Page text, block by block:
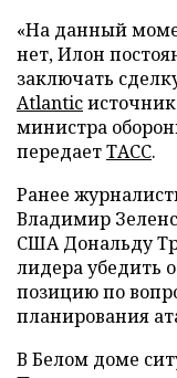
«На данный
нет, Илон
заключать
Atlantic
министра
передаетТАСС.
Ранее
Владимир
США Дональду
лидера убедить
позицию по
планирования
В Белом доме